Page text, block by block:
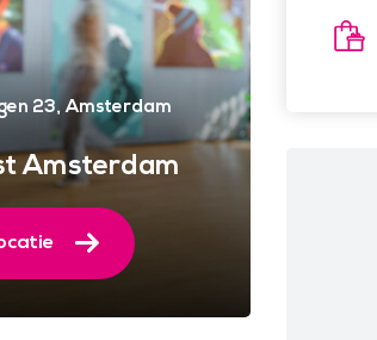
23 Amsterdam
Amsterdam